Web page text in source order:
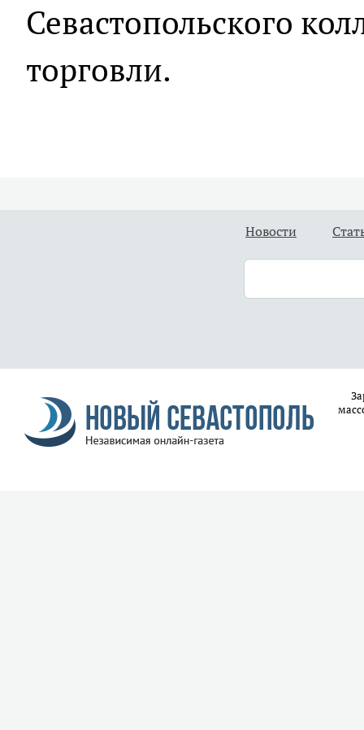
Севастопольского
торговли.
Новости